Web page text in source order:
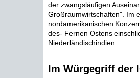
der zwangsläufigen
Großraumwirtschaften". Im
nordamerikanischen
des- Fernen Ostens
Niederländischindien ...
Im Würgegriff der